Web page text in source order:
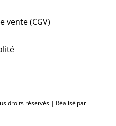
vente (CGV)
droits réservés | Réalisé par